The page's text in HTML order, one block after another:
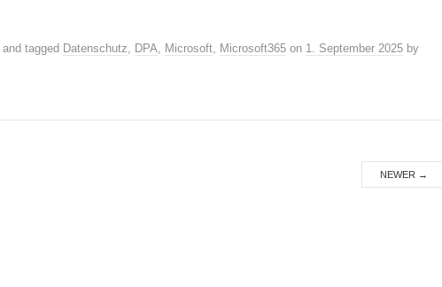
and tagged Datenschutz, DPA, Microsoft, Microsoft365 on 1. September 2025 by
NEWER →